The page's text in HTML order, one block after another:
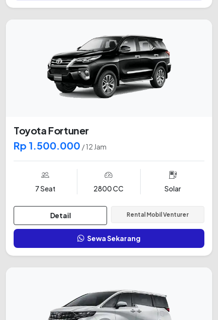
Toyota Fortuner
Rp 1.500.000 / 12 Jam
7 Seat 2800 CC Solar
Detail Rental Mobil Venturer
Sewa Sekarang